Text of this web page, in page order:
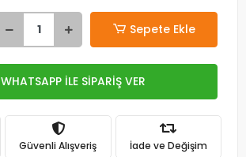
Sepete Ekle
WHATSAPP İLE SİPARİŞ VER
Güvenli Alışveriş İade ve Değişim